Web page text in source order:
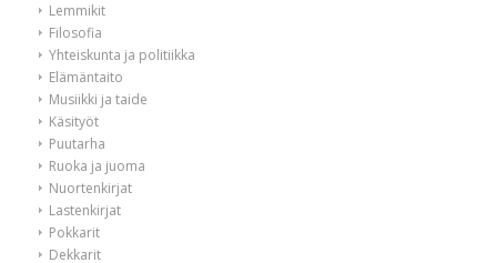
Lemmikit
Filosofia
Yhteiskunta ja politiikka
Elämäntaito
Musiikki ja taide
Käsityöt
Puutarha
Ruoka ja juoma
Nuortenkirjat
Lastenkirjat
Pokkarit
Dekkarit